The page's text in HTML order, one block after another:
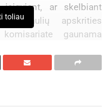
ar skelbiant
Šiaulių apskrities
gaunama
„Facebooke”.
toliau